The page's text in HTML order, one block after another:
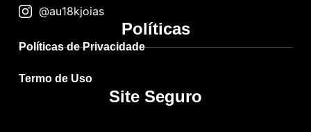
@au18kjoias
Políticas
Políticas de Privacidade
Termo de Uso
Site Seguro